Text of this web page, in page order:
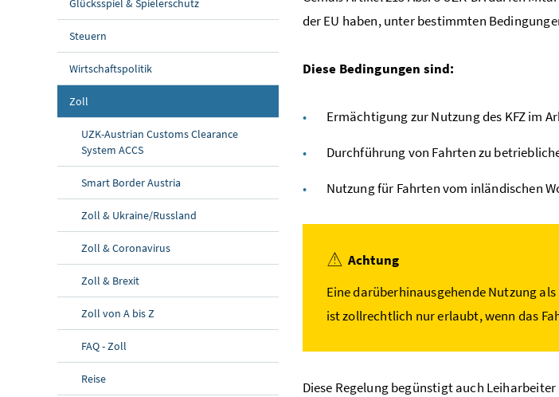
Steuern
Wirtschaftspolitik
Zoll
UZK-Austrian Customs Clearance
System ACCS
Smart Border Austria
Zoll & Ukraine/Russland
Zoll & Coronavirus
Zoll & Brexit
Zoll von A bis Z
FAQ - Zoll
Reise
der EU haben, unter bestimmten
Diese Bedingungen sind:
Ermächtigung zur Nutzung des KFZ im
Durchführung von Fahrten zu
Nutzung für Fahrten vom inländischen
Achtung
Eine darüberhinausgehende Nutzung
ist zollrechtlich nur erlaubt, wenn das
Diese Regelung begünstigt auch